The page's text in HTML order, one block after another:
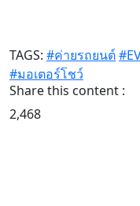
TAGS: #ค่ายรถยนต์
#มอเตอร์โชว์
Share this content :
2,468